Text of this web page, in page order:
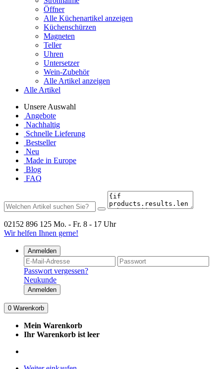
Öffner
Alle Küchenartikel anzeigen
Küchenschürzen
Magneten
Teller
Uhren
Untersetzer
Wein-Zubehör
Alle Artikel anzeigen
Alle Artikel
Unsere Auswahl
Angebote
Nachhaltig
Schnelle Lieferung
Bestseller
Neu
Made in Europe
Blog
FAQ
02152 896 125 Mo. - Fr. 8 - 17 Uhr
Wir helfen Ihnen gerne!
Anmelden
Passwort vergessen?
Neukunde
Anmelden
0 Warenkorb
Mein Warenkorb
Ihr Warenkorb ist leer